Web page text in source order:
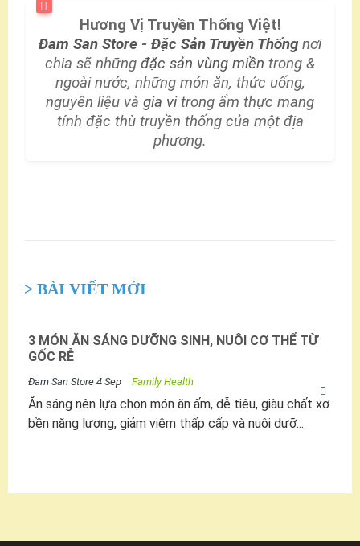
Hương Vị Truyền Thống Việt!
Đam San Store - Đặc Sản Truyền Thống nơi
chia sẽ những đặc sản vùng miền trong &
ngoài nước, những món ăn, thức uống,
nguyên liệu và gia vịtrong ẩm thực mang
tính đặc thù truyền thống của một địa
phương.
> BÀI VIẾT MỚI
3 MÓN ĂN SÁNG DƯỠNG SINH, NUÔI CƠ THỂ TỪ
GỐC RỄ
Đam San Store 4 Sep Family Health
Ăn sáng nên lựa chọn món ăn ấm, dễ tiêu, giàu chất xơ
bền năng lượng, giảm viêm thấp cấp và nuôi dưỡ...